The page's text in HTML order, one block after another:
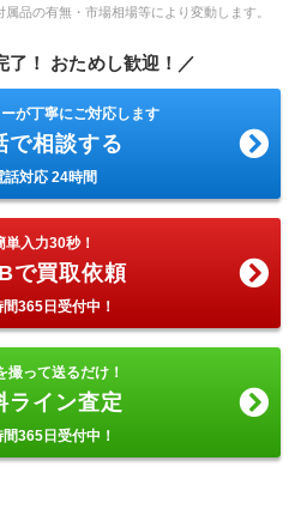
品の有無・市場相場等により変動します。
了！ おためし歓迎！／
が丁寧にご対応します
で相談する
話対応 24時間
単入力30秒！
で買取依頼
365日受付中！
撮って送るだけ！
ライン査定
365日受付中！